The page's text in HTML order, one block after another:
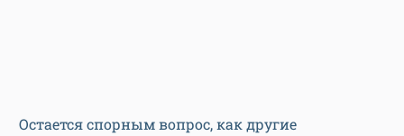
Остается спорным вопрос, как другие